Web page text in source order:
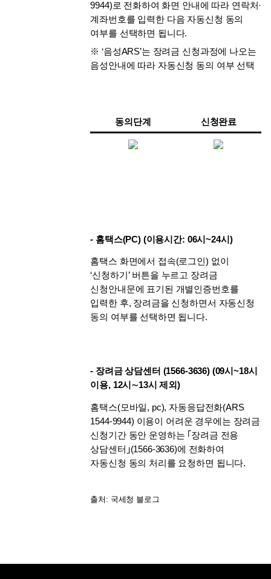
9944)로 전화하여 화면 안내에 따라 연락처·
계좌번호를 입력한 다음 자동신청 동의
여부를 선택하면 됩니다.
※ ‘음성ARS’는 장려금 신청과정에 나오는
음성안내에 따라 자동신청 동의 여부 선택
동의단계 신청완료
- 홈택스(PC) (이용시간: 06시~24시)
홈택스 화면에서 접속(로그인) 없이
‘신청하기’ 버튼을 누르고 장려금
신청안내문에 표기된 개별인증번호를
입력한 후, 장려금을 신청하면서 자동신청
동의 여부를 선택하면 됩니다.
- 장려금 상담센터 (1566-3636) (09시~18시
이용, 12시∼13시 제외)
홈택스(모바일, pc), 자동응답전화(ARS
1544-9944) 이용이 어려운 경우에는 장려금
신청기간 동안 운영하는 ｢장려금 전용
상담센터｣(1566-3636)에 전화하여
자동신청 동의 처리를 요청하면 됩니다.
출처: 국세청 블로그